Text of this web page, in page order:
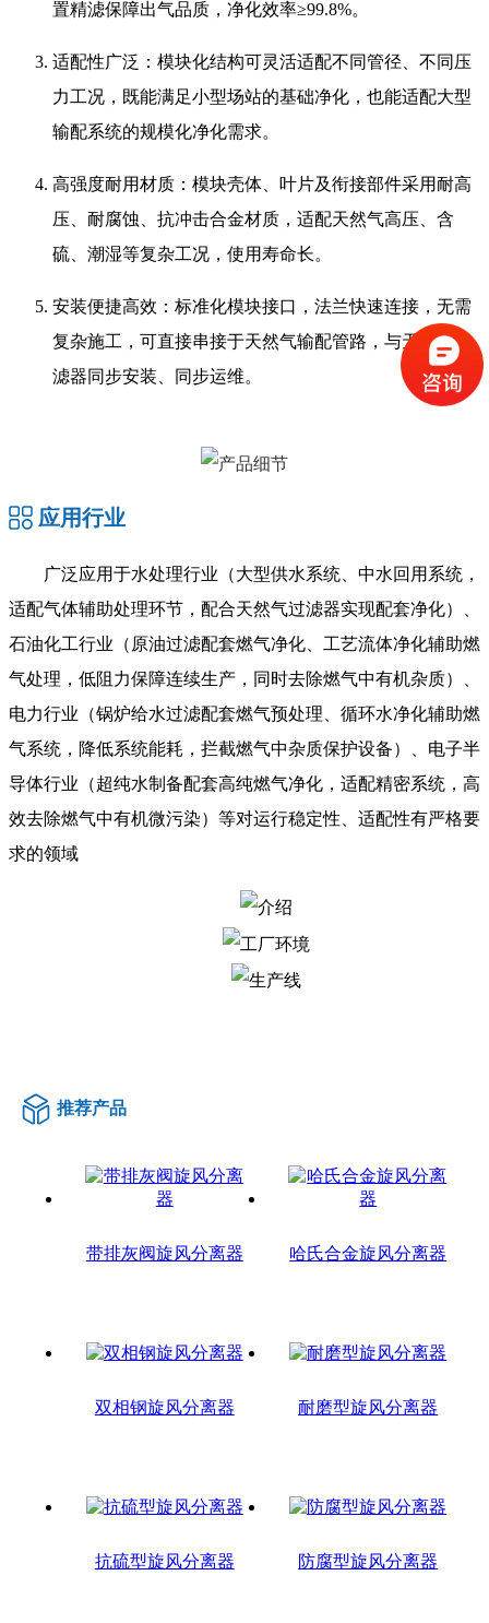
置精滤保障出气品质，净化效率≥99.8%。
适配性广泛：模块化结构可灵活适配不同管径、不同压
力工况，既能满足小型场站的基础净化，也能适配大型
输配系统的规模化净化需求。
高强度耐用材质：模块壳体、叶片及衔接部件采用耐高
压、耐腐蚀、抗冲击合金材质，适配天然气高压、含
硫、潮湿等复杂工况，使用寿命长。
安装便捷高效：标准化模块接口，法兰快速连接，无需
复杂施工，可直接串接于天然气输配管路，与天然气过
滤器同步安装、同步运维。
应用行业
广泛应用于水处理行业（大型供水系统、中水回用系统，
适配气体辅助处理环节，配合天然气过滤器实现配套净化）、
石油化工行业（原油过滤配套燃气净化、工艺流体净化辅助燃
气处理，低阻力保障连续生产，同时去除燃气中有机杂质）、
电力行业（锅炉给水过滤配套燃气预处理、循环水净化辅助燃
气系统，降低系统能耗，拦截燃气中杂质保护设备）、电子半
导体行业（超纯水制备配套高纯燃气净化，适配精密系统，高
效去除燃气中有机微污染）等对运行稳定性、适配性有严格要
求的领域
推荐产品
带排灰阀旋风分离器 哈氏合金旋风分离器
双相钢旋风分离器 耐磨型旋风分离器
抗硫型旋风分离器 防腐型旋风分离器